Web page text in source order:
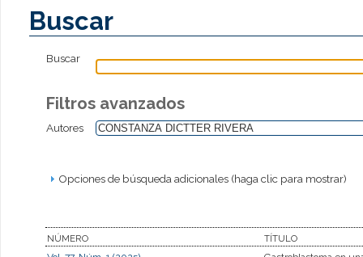
Buscar
Buscar
Filtros avanzados
Autores
Opciones de búsqueda adicionales (haga clic para mostrar)
NÚMERO
TÍTULO